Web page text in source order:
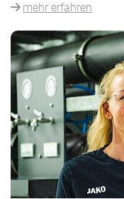
mehr erfahren